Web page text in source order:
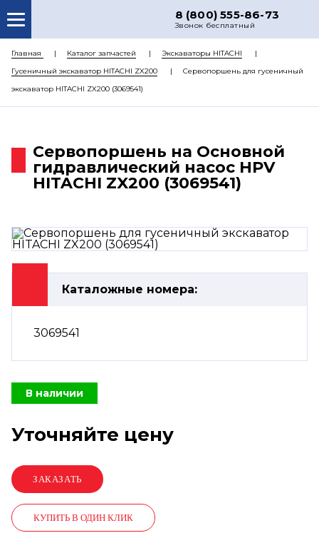
8 (800) 555-86-73
Звонок бесплатный
О НАС
КАТАЛОГ ЗАПЧАСТЕЙ
РЕМОНТ
ЦЕНЫ
КОНТАКТЫ
Главная Каталог запчастей
Экскаваторы HITACHI
Гусеничный экскаватор HITACHI ZX200
Сервопоршень для гусеничный
экскаватор HITACHI ZX200 (3069541)
Сервопоршень на Основной
гидравлический насос HPV
HITACHI ZX200 (3069541)
Каталожные номера:
3069541
В наличии
Уточняйте цену
КУПИТЬ В ОДИН КЛИК